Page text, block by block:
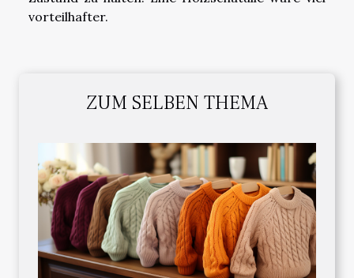
vorteilhafter.
ZUM SELBEN THEMA